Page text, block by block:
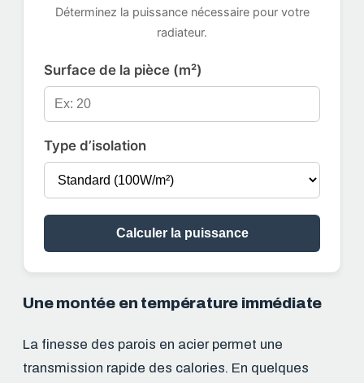
Déterminez la puissance nécessaire pour votre
radiateur.
Surface de la pièce (m²)
Type d’isolation
Calculer la puissance
Une montée en température immédiate
La finesse des parois en acier permet une
transmission rapide des calories. En quelques